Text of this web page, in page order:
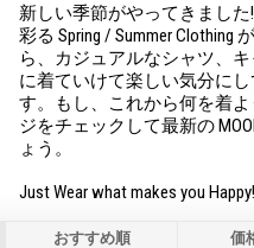
新しい季節がやってきました!!
彩る Spring / Summer
ら、カジュアルなシャツ、
に着ていけて楽しい気分に
す。もし、これから何を着
ジをチェックして最新の
ょう。
Just Wear what makes you Happy!
おすすめ順 価